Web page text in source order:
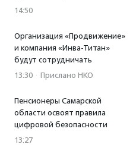
14:50
Организация «Продвижение»
и компания «Инва-Титан»
будут сотрудничать
13:30 · Прислано НКО
Пенсионеры Самарской
области освоят правила
цифровой безопасности
13:27